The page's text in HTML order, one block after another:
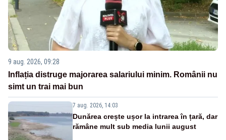
9 aug. 2026, 09:28
Inflația distruge majorarea salariului minim. Românii nu
simt un trai mai bun
7 aug. 2026, 14:03
Dunărea crește ușor la intrarea în țară, dar
rămâne mult sub media lunii august